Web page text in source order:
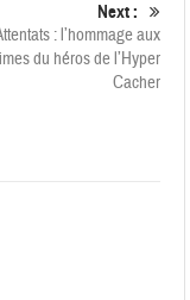
Next :
: l’hommage aux
du héros de l’Hyper
Cacher